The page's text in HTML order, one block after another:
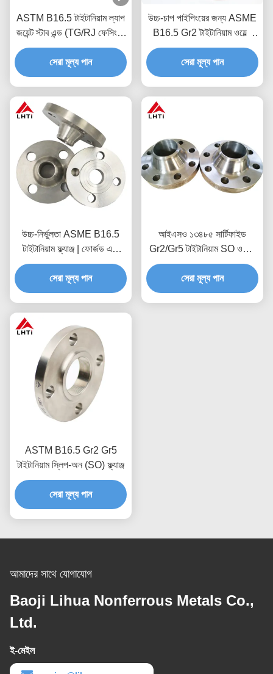
ASTM B16.5 টাইটানিয়াম ল্যাপ
জয়েন্ট স্টাব এন্ড (TG/RJ ফেসিং) |
MetalsTitanium
সেরা মূল্য পান
উচ্চ-চাপ পাইপিংয়ের জন্য ASME
B16.5 Gr2 টাইটানিয়াম ওয়েল্ড
নেক ফ্ল্যাঞ্জ (WNRF)
সেরা মূল্য পান
উচ্চ-নির্ভুলতা ASME B16.5
টাইটানিয়াম ফ্ল্যাঞ্জ | ফোর্জড এবং
সিএনসি মেশিনেড Gr2 Gr5
সেরা মূল্য পান
আইএসও ১৩৪৮৫ সার্টিফাইড
Gr2/Gr5 টাইটানিয়াম SO ওয়েল্ড
নেক ফ্ল্যাঞ্জ
সেরা মূল্য পান
ASTM B16.5 Gr2 Gr5
টাইটানিয়াম স্লিপ-অন (SO) ফ্ল্যাঞ্জ
সেরা মূল্য পান
আমাদের সাথে যোগাযোগ
Baoji Lihua Nonferrous Metals Co.,
Ltd.
ই-মেইল